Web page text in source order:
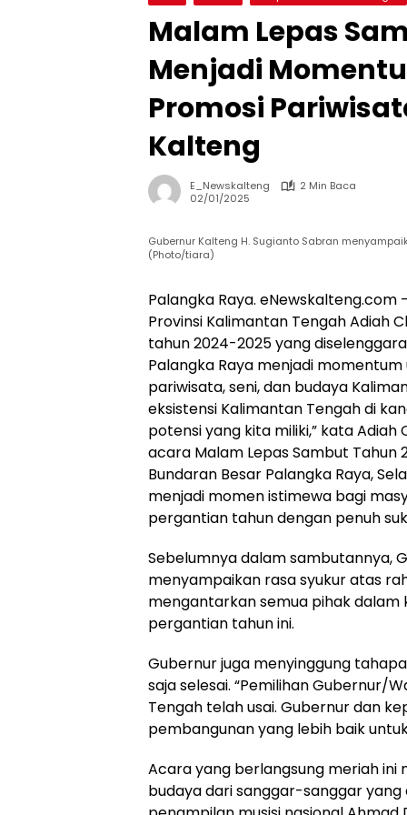
Malam Lepas
Menjadi
Promosi
Kalteng
E_Newskalteng
2 Min Baca
02/01/2025
Gubernur Kalteng H. Sugianto Sabran
(Photo/tiara)
Palangka Raya. eNewskalteng.com
Provinsi Kalimantan Tengah Adiah
tahun 2024-2025 yang
Palangka Raya menjadi
pariwisata, seni, dan budaya
eksistensi Kalimantan Tengah di
potensi yang kita miliki,” kata
acara Malam Lepas Sambut Tahun
Bundaran Besar Palangka Raya,
menjadi momen istimewa bagi
pergantian tahun dengan penuh
Sebelumnya dalam sambutannya,
menyampaikan rasa syukur atas
mengantarkan semua pihak
pergantian tahun ini.
Gubernur juga menyinggung
saja selesai. “Pemilihan Gubernur/
Tengah telah usai. Gubernur dan
pembangunan yang lebih baik
Acara yang berlangsung meriah
budaya dari sanggar-sanggar yang